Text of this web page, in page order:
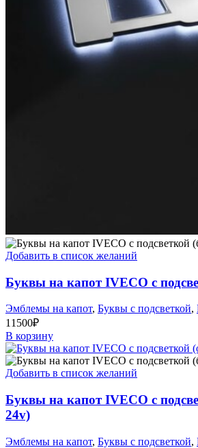
Добавить в список желаний
Буквы на капот IVECO с
Эмблемы на капот, Буквы с подсветкой,
11500₽
В корзину
Добавить в список желаний
Буквы на капот IVECO с
24v)
Эмблемы на капот, Буквы с подсветкой,